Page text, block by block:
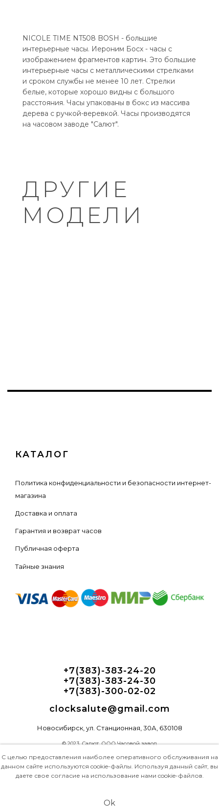
NICOLE TIME NT508 BOSH - большие
интерьерные часы. Иероним Босх - часы с
изображением фрагментов картин. Это большие
интерьерные часы с металлическими стрелками
и сроком службы не менее 10 лет. Стрелки
белые, которые хорошо видны с большого
расстояния. Часы упакованы в бокс из массива
дерева с ручкой-веревкой. Часы производятся
на часовом заводе "Салют".
ДРУГИЕ
МОДЕЛИ
КАТАЛОГ
Политика конфиденциальности и безопасности интернет-
магазина
Доставка и оплата
Гарантия и возврат часов
Публичная оферта
Тайные знания
+7(383)-383-24-20
+7(383)-383-24-30
+7(383)-300-02-02
clocksalute@gmail.com
Новосибирск, ул. Станционная, 30А, 630108
© 2023, Салют, ООО Часовой завод
С целью предоставления наиболее оперативного обслуживания на
данном сайте используются cookie-файлы. Используя данный сайт, вы
даете свое согласие на использование нами cookie-файлов.
Ok